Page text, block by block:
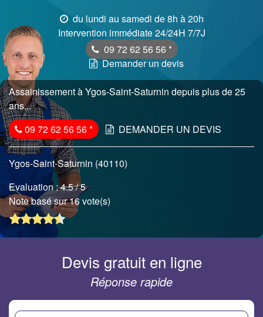
du lundi au samedi de 8h à 20h
Intervention immédiate 24/24H 7/7J
09 72 62 56 56 *
Demander un devis
Assainissement à Ygos-Saint-Saturnin depuis plus de 25
ans...
09 72 62 56 56* DEMANDER UN DEVIS
Ygos-Saint-Saturnin (40110)
Evaluation :4.5/ 5
Note basé sur 16 vote(s)
Devis gratuit en ligne
Réponse rapide